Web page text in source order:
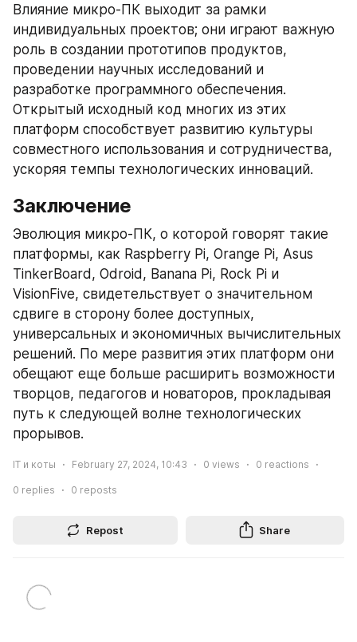
Влияние микро-ПК выходит за рамки
индивидуальных проектов; они играют важную
роль в создании прототипов продуктов,
проведении научных исследований и
разработке программного обеспечения.
Открытый исходный код многих из этих
платформ способствует развитию культуры
совместного использования и сотрудничества,
ускоряя темпы технологических инноваций.
Заключение
Эволюция микро-ПК, о которой говорят такие
платформы, как Raspberry Pi, Orange Pi, Asus
TinkerBoard, Odroid, Banana Pi, Rock Pi и
VisionFive, свидетельствует о значительном
сдвиге в сторону более доступных,
универсальных и экономичных вычислительных
решений. По мере развития этих платформ они
обещают еще больше расширить возможности
творцов, педагогов и новаторов, прокладывая
путь к следующей волне технологических
прорывов.
IT и коты February 27, 2024, 10:43 0 views 0 reactions
0 replies 0 reposts
Repost Share